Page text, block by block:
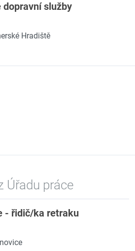
služby
Hradiště
Úřadu práce
- řidič/ka retraku